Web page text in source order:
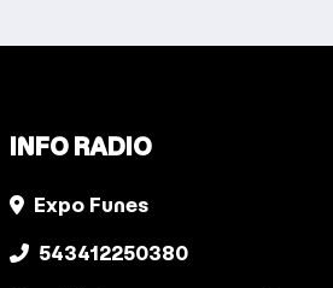
INFO RADIO
Expo Funes
543412250380